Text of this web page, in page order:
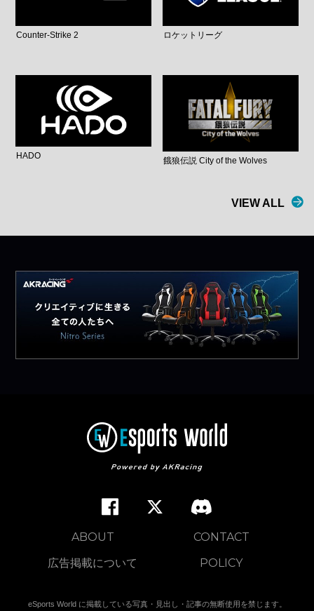
Counter-Strike 2 ロケットリーグ
HADO
餓狼伝説 City of the Wolves
VIEW ALL
ABOUT
CONTACT
広告掲載について
POLICY
eSports World に掲載している写真・見出し・記事の無断使用を禁じます。